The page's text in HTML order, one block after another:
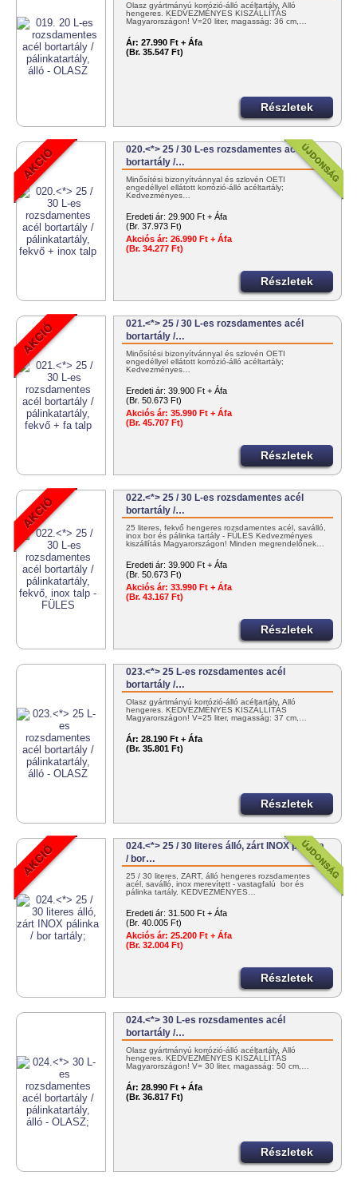
Olasz gyártmányú korrózió-álló acéltartály. Álló
hengeres. KEDVEZMÉNYES KISZÁLLÍTÁS
Magyarországon! V=20 liter, magasság: 36 cm,…
Ár: 27.990 Ft + Áfa
(Br. 35.547 Ft)
Részletek
020.<*> 25 / 30 L-es rozsdamentes acél
bortartály /…
Minősítési bizonyítvánnyal és szlovén OÉTI
engedéllyel ellátott korrózió-álló acéltartály;
Kedvezményes…
Eredeti ár: 29.900 Ft + Áfa
(Br. 37.973 Ft)
Akciós ár: 26.990 Ft + Áfa
(Br. 34.277 Ft)
Részletek
021.<*> 25 / 30 L-es rozsdamentes acél
bortartály /…
Minősítési bizonyítvánnyal és szlovén OÉTI
engedéllyel ellátott korrózió-álló acéltartály;
Kedvezményes…
Eredeti ár: 39.900 Ft + Áfa
(Br. 50.673 Ft)
Akciós ár: 35.990 Ft + Áfa
(Br. 45.707 Ft)
Részletek
022.<*> 25 / 30 L-es rozsdamentes acél
bortartály /…
25 literes, fekvő hengeres rozsdamentes acél, saválló,
inox bor és pálinka tartály - FÜLES Kedvezményes
kiszállítás Magyarországon! Minden megrendelőnek…
Eredeti ár: 39.900 Ft + Áfa
(Br. 50.673 Ft)
Akciós ár: 33.990 Ft + Áfa
(Br. 43.167 Ft)
Részletek
023.<*> 25 L-es rozsdamentes acél
bortartály /…
Olasz gyártmányú korrózió-álló acéltartály. Álló
hengeres. KEDVEZMÉNYES KISZÁLLÍTÁS
Magyarországon! V=25 liter, magasság: 37 cm,…
Ár: 28.190 Ft + Áfa
(Br. 35.801 Ft)
Részletek
024.<*> 25 / 30 literes álló, zárt INOX pálinka
/ bor…
25 / 30 literes, ZÁRT, álló hengeres rozsdamentes
acél, saválló, inox merevített - vastagfalú bor és
pálinka tartály. KEDVEZMÉNYES…
Eredeti ár: 31.500 Ft + Áfa
(Br. 40.005 Ft)
Akciós ár: 25.200 Ft + Áfa
(Br. 32.004 Ft)
Részletek
024.<*> 30 L-es rozsdamentes acél
bortartály /…
Olasz gyártmányú korrózió-álló acéltartály. Álló
hengeres. KEDVEZMÉNYES KISZÁLLÍTÁS
Magyarországon! V= 30 liter, magasság: 50 cm,…
Ár: 28.990 Ft + Áfa
(Br. 36.817 Ft)
Részletek